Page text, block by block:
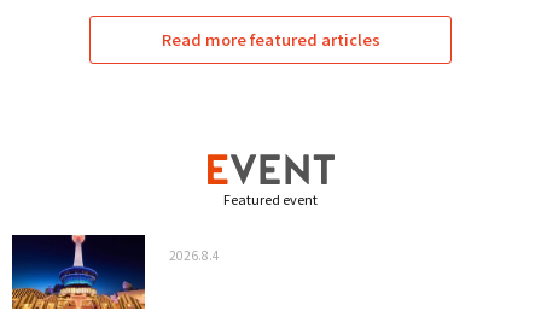
Read more featured articles
Featured event
2026.8.4